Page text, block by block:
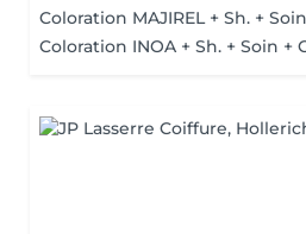
Coloration MAJIREL + Sh. +
Coloration INOA + Sh. + Soin +